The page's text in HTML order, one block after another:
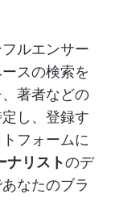
ルエンサー
スの検索を
著者などの
し、登録す
フォームに
ナリストのデ
なたのブラ